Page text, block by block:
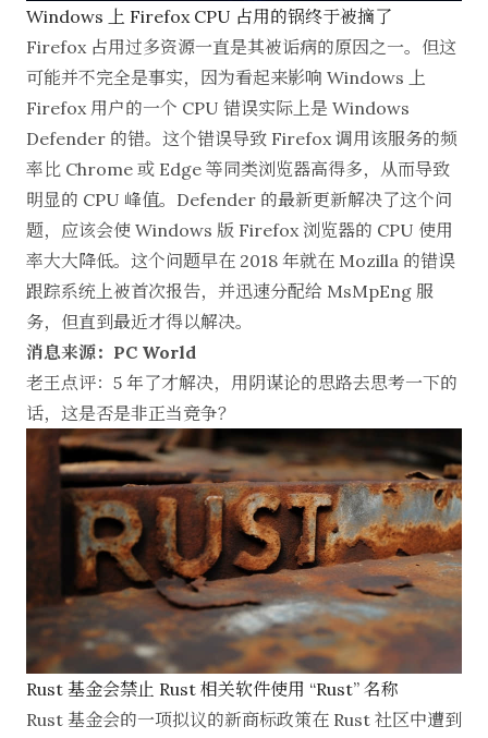
Windows 上 Firefox CPU 占用的锅终于被摘了
Firefox 占用过多资源一直是其被诟病的原因之一。但这
可能并不完全是事实，因为看起来影响 Windows 上
Firefox 用户的一个 CPU 错误实际上是 Windows
Defender 的错。这个错误导致 Firefox 调用该服务的频
率比 Chrome 或 Edge 等同类浏览器高得多，从而导致
明显的 CPU 峰值。Defender 的最新更新解决了这个问
题，应该会使 Windows 版 Firefox 浏览器的 CPU 使用
率大大降低。这个问题早在 2018 年就在 Mozilla 的错误
跟踪系统上被首次报告，并迅速分配给 MsMpEng 服
务，但直到最近才得以解决。
消息来源：PC World
老王点评：5 年了才解决，用阴谋论的思路去思考一下的
话，这是否是非正当竞争？
Rust 基金会禁止 Rust 相关软件使用 “Rust” 名称
Rust 基金会的一项拟议的新商标政策在 Rust 社区中遭到